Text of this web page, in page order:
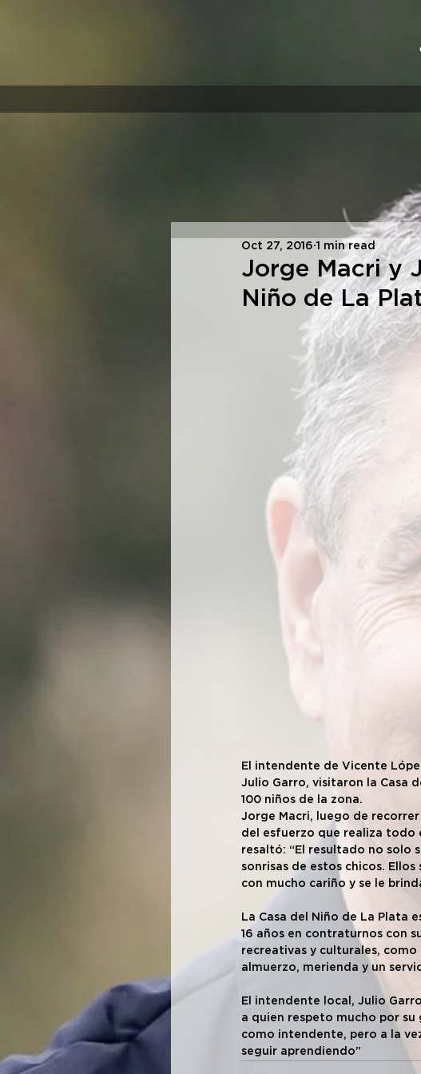
Jorge Macri y
Niño de La
Oct 27, 2016 1 min read
El intendente de Vicente
Julio Garro, visitaron la Casa
100 niños de la zona.
Jorge Macri, luego de
del esfuerzo que realiza todo
resaltó: “El resultado no solo
sonrisas de estos chicos.
con mucho cariño y se le
La Casa del Niño de La Plata
16 años en contraturnos con
recreativas y culturales,
almuerzo, merienda y un
El intendente local, Julio
a quien respeto mucho por
como intendente, pero a la
seguir aprendiendo”